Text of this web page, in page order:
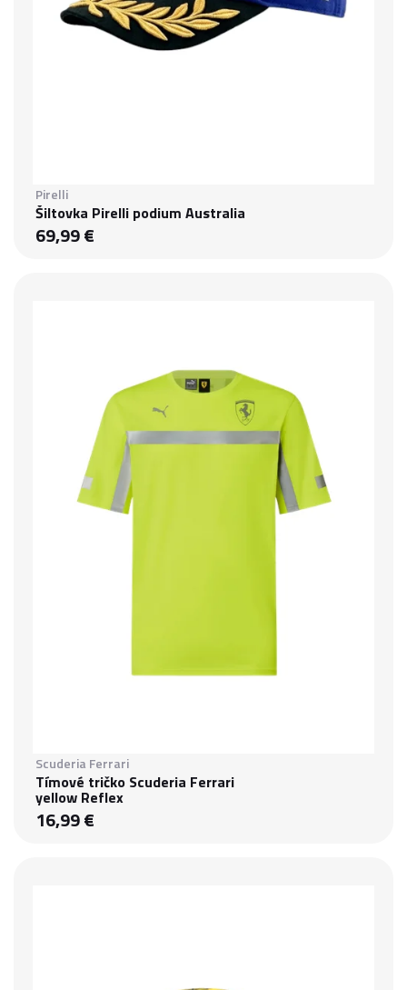
Pirelli
Šiltovka Pirelli podium Australia
69,99 €
Scuderia Ferrari
Tímové tričko Scuderia Ferrari
yellow Reflex
16,99 €